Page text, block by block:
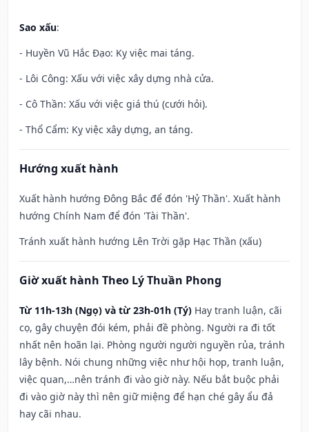
Sao xấu:
- Huyền Vũ Hắc Đạo: Kỵ việc mai táng.
- Lôi Công: Xấu với việc xây dựng nhà cửa.
- Cô Thần: Xấu với việc giá thú (cưới hỏi).
- Thổ Cẩm: Kỵ việc xây dựng, an táng.
Hướng xuất hành
Xuất hành hướng Đông Bắc để đón 'Hỷ Thần'. Xuất hành
hướng Chính Nam để đón 'Tài Thần'.
Tránh xuất hành hướng Lên Trời gặp Hạc Thần (xấu)
Giờ xuất hành Theo Lý Thuần Phong
Từ 11h-13h (Ngọ) và từ 23h-01h (Tý) Hay tranh luận, cãi
cọ, gây chuyện đói kém, phải đề phòng. Người ra đi tốt
nhất nên hoãn lại. Phòng người người nguyền rủa, tránh
lây bệnh. Nói chung những việc như hội họp, tranh luận,
việc quan,…nên tránh đi vào giờ này. Nếu bắt buộc phải
đi vào giờ này thì nên giữ miệng để hạn ché gây ẩu đả
hay cãi nhau.